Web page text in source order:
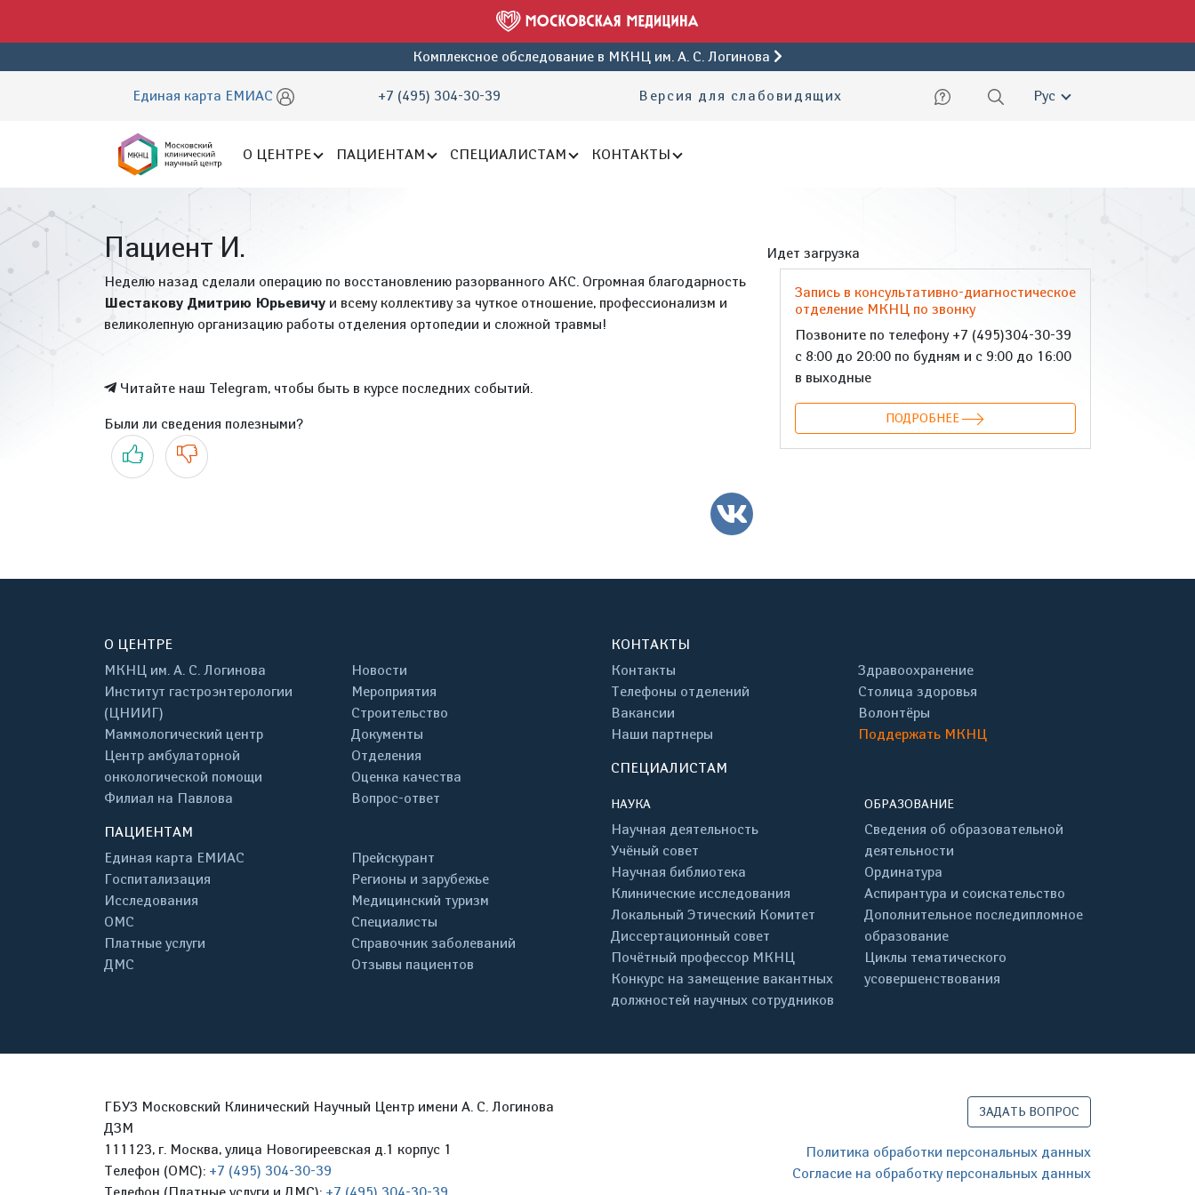
Комплексное обследование в МКНЦ им. А. С. Логинова
Единая карта ЕМИАС +7 (495) 304-30-39 Версия для слабовидящих Русский
О ЦЕНТРЕ ПАЦИЕНТАМ СПЕЦИАЛИСТАМ КОНТАКТЫ
Пациент И.
Неделю назад сделали операцию по восстановлению разорванного АКС. Огромная благодарность
Шестакову Дмитрию Юрьевичу и всему коллективу за чуткое отношение, профессионализм и
великолепную организацию работы отделения ортопедии и сложной травмы!
Читайте наш Telegram, чтобы быть в курсе последних событий.
Были ли сведения полезными?
Да Нет
ВКонтакте
Идет загрузка
Запись в консультативно-диагностическое
отделение МКНЦ по звонку
Позвоните по телефону +7 (495)304-30-39
с 8:00 до 20:00 по будням и с 9:00 до 16:00
в выходные
ПОДРОБНЕЕ
О ЦЕНТРЕ
МКНЦ им. А. С. Логинова
Институт гастроэнтерологии
(ЦНИИГ)
Маммологический центр
Центр амбулаторной
онкологической помощи
Филиал на Павлова
Новости
Мероприятия
Строительство
Документы
Отделения
Оценка качества
Вопрос-ответ
ПАЦИЕНТАМ
Единая карта ЕМИАС
Госпитализация
Исследования
ОМС
Платные услуги
ДМС
Прейскурант
Регионы и зарубежье
Медицинский туризм
Специалисты
Справочник заболеваний
Отзывы пациентов
КОНТАКТЫ
Контакты
Телефоны отделений
Вакансии
Наши партнеры
Здравоохранение
Столица здоровья
Волонтёры
Поддержать МКНЦ
СПЕЦИАЛИСТАМ
НАУКА
Научная деятельность
Учёный совет
Научная библиотека
Клинические исследования
Локальный Этический Комитет
Диссертационный совет
Почётный профессор МКНЦ
Конкурс на замещение вакантных
должностей научных сотрудников
ОБРАЗОВАНИЕ
Сведения об образовательной
деятельности
Ординатура
Аспирантура и соискательство
Дополнительное последипломное
образование
Циклы тематического
усовершенствования
ГБУЗ Московский Клинический Научный Центр имени А. С. Логинова
ДЗМ
111123, г. Москва, улица Новогиреевская д.1 корпус 1
Телефон (ОМС): +7 (495) 304-30-39
ЗАДАТЬ ВОПРОС
Политика обработки персональных данных
Согласие на обработку персональных данных